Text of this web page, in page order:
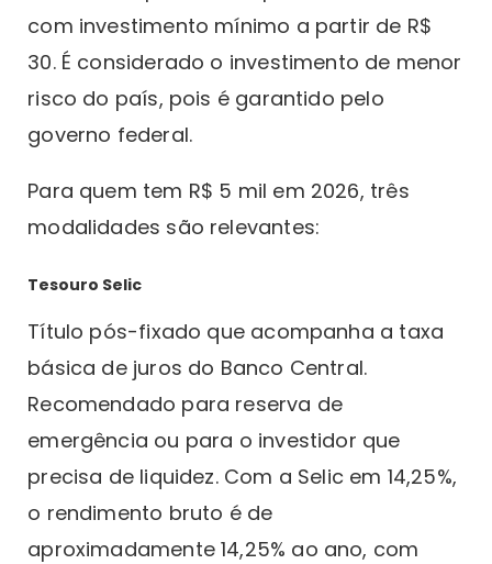
com investimento mínimo a partir de R$
30. É considerado o investimento de menor
risco do país, pois é garantido pelo
governo federal.
Para quem tem R$ 5 mil em 2026, três
modalidades são relevantes:
Tesouro Selic
Título pós-fixado que acompanha a taxa
básica de juros do Banco Central.
Recomendado para reserva de
emergência ou para o investidor que
precisa de liquidez. Com a Selic em 14,25%,
o rendimento bruto é de
aproximadamente 14,25% ao ano, com